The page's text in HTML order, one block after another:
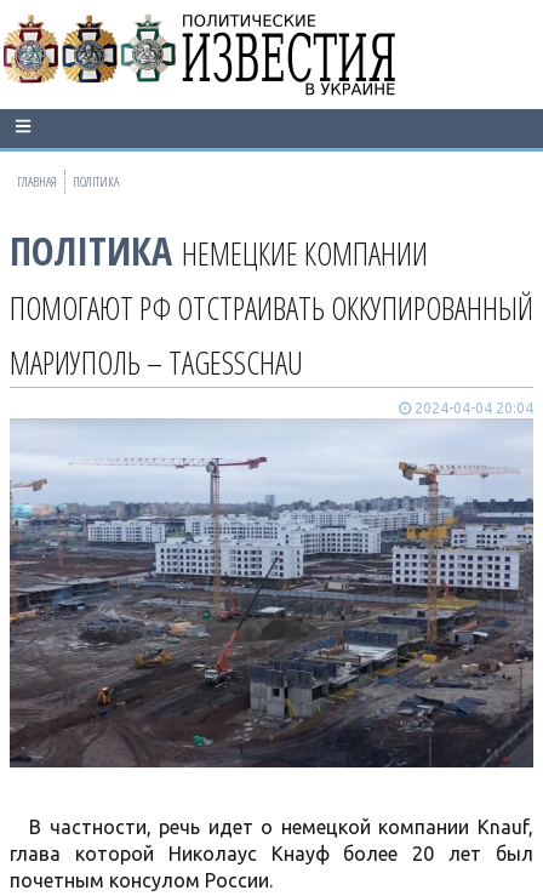
ГЛАВНАЯ ПОЛІТИКА
ПОЛІТИКА НЕМЕЦКИЕ КОМПАНИИ
ПОМОГАЮТ РФ ОТСТРАИВАТЬ ОККУПИРОВАННЫЙ
МАРИУПОЛЬ – TAGESSCHAU
2024-04-04 20:04
В частности, речь идет о немецкой компании Knauf,
глава которой Николаус Кнауф более 20 лет был
почетным консулом России.